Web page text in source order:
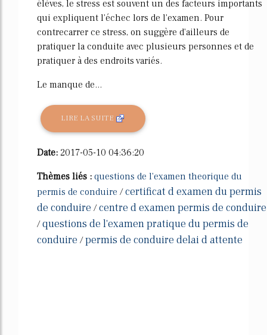
élèves, le stress est souvent un des facteurs importants
qui expliquent l'échec lors de l'examen. Pour
contrecarrer ce stress, on suggère d'ailleurs de
pratiquer la conduite avec plusieurs personnes et de
pratiquer à des endroits variés.
Le manque de...
LIRE LA SUITE
Date: 2017-05-10 04:36:20
Thèmes liés : questions de l'examen theorique du
permis de conduire /certificat d examen du permis
de conduire /centre d examen permis de conduire
/questions de l'examen pratique du permis de
conduire /permis de conduire delai d attente